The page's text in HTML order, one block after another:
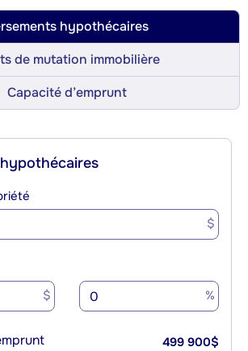
hypothécaires
de mutation immobilière
Capacité d’emprunt
$
$ %
499 900$